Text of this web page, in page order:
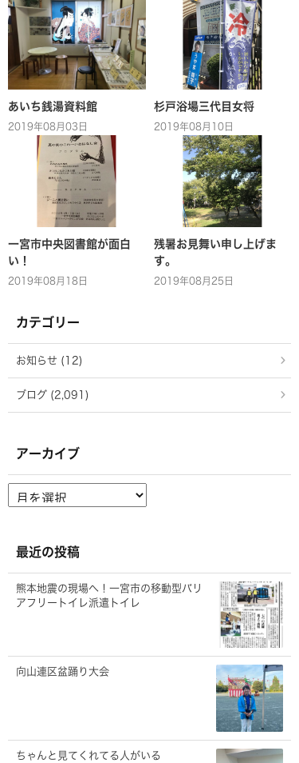
あいち銭湯資料館
2019年08月03日
杉戸浴場三代目女将
2019年08月10日
一宮市中央図書館が面白
い！
2019年08月18日
残暑お見舞い申し上げま
す。
2019年08月25日
カテゴリー
お知らせ (12)
ブログ (2,091)
アーカイブ
ー
ブ
最近の投稿
熊本地震の現場へ！一宮市の移動型バリ
アフリートイレ派遣トイレ
向山連区盆踊り大会
ちゃんと見てくれてる人がいる